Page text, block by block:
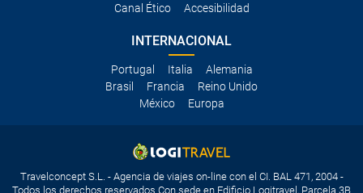
Canal Ético
Accesibilidad
INTERNACIONAL
Portugal Italia
Alemania
Brasil
Francia
Reino Unido
México
Europa
Travelconcept S.L. - Agencia de viajes on-line con el CI. BAL 471, 2004 -
Todos los derechos reservados Con sede en Edificio Logitravel, Parcela 3B